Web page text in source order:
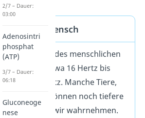
Hörbereich Mensch
Der Hörbereich des menschlichen
Ohrs liegt bei etwa 16 Hertz bis
max. 20.000 Hertz. Manche Tiere,
wie Elefanten, können noch tiefere
Frequenzen als wir wahrnehmen.
2/7 – Dauer:
03:00
Adenosintri
phosphat
(ATP)
3/7 – Dauer:
06:18
Gluconeoge
nese